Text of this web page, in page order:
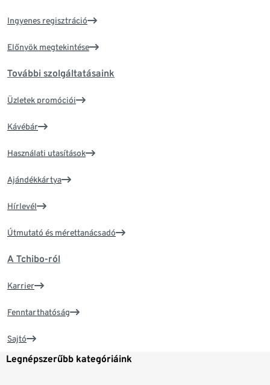
Ingyenes regisztráció
Előnyök megtekintése
További szolgáltatásaink
Üzletek promóciói
Kávébár
Használati utasítások
Ajándékkártya
Hírlevél
Útmutató és mérettanácsadó
A Tchibo-ról
Karrier
Fenntarthatóság
Sajtó
Legnépszerűbb kategóriáink